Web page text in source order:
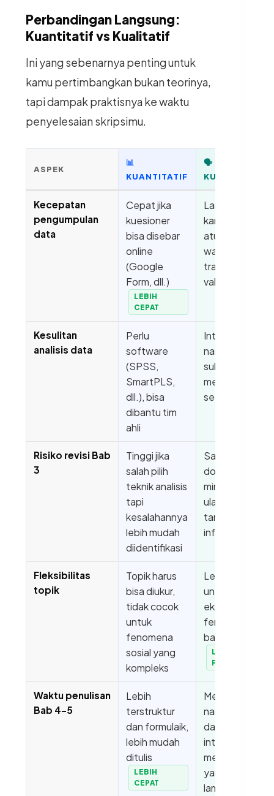
Perbandingan Langsung:
Kuantitatif vs Kualitatif
Ini yang sebenarnya penting untuk
kamu pertimbangkan bukan teorinya,
tapi dampak praktisnya ke waktu
penyelesaian skripsimu.
ASPEK
📊
KUANTITATIF
🗣
KUALITATIF
Kecepatan
pengumpulan
data
Cepat jika
kuesioner
bisa disebar
online
(Google
Form, dll.)
LEBIH
CEPAT
Lambat
karena perlu
atur jadwal
wawancara,
transkrip, dan
validasi
Kesulitan
analisis data
Perlu
software
(SPSS,
SmartPLS,
dll.), bisa
dibantu tim
ahli
Interpretasi
naratif sangat
subjektif dan
melelahkan
secara mental
Risiko revisi Bab
3
Tinggi jika
salah pilih
teknik analisis
tapi
kesalahannya
lebih mudah
diidentifikasi
Sangat tinggi,
dosen bisa
minta validasi
ulang atau
tambah
informan
Fleksibilitas
topik
Topik harus
bisa diukur,
tidak cocok
untuk
fenomena
sosial yang
kompleks
Lebih fleksibel
untuk
eksplorasi
fenomena
baru
LEBIH
FLEKSIBEL
Waktu penulisan
Bab 4–5
Lebih
terstruktur
dan formulaik,
lebih mudah
ditulis
LEBIH
CEPAT
Membutuhkan
narasi panjang
dan
interpretasi
mendalam
yang lebih
lama